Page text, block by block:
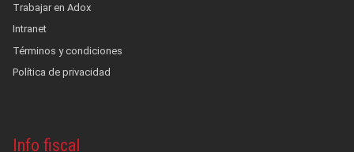
Trabajar en Adox
Intranet
Términos y condiciones
Política de privacidad
Info fiscal